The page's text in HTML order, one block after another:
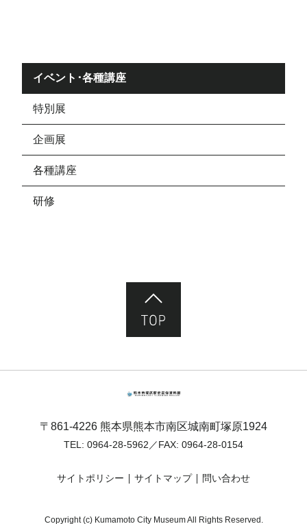
イベント･各種講座
特別展
企画展
各種講座
研修
〒861-4226 熊本県熊本市南区城南町塚原1924
TEL: 0964-28-5962 ／FAX: 0964-28-0154
サイトポリシー サイトマップ 問い合わせ
Copyright (c) Kumamoto City Museum All Rights Reserved.